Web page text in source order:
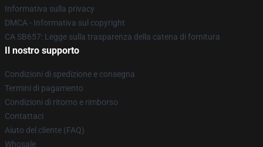
Informativa sulla privacy
DMCA - Informativa sul copyright
CA SB657: Legge sulla trasparenza della catena di fornitura
Il nostro supporto
Condizioni di spedizione e consegna
Termini di pagamento
Condizioni di ritorno e rimborso
Contattaci
Aiuto del cliente (FAQ)
Whosale